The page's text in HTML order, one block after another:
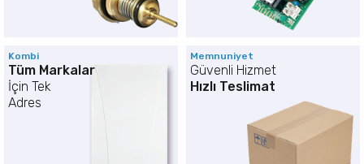
Kombi
Tüm Markalar
İçin Tek
Adres
Memnuniyet
Güvenli Hizmet
Hızlı Teslimat